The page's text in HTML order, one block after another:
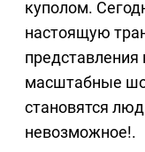
куполом.
настоящую
масштабные
становятся
невозможное!.